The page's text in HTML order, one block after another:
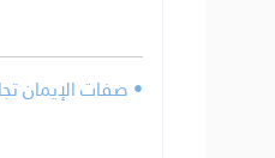
• صفات الإيمان